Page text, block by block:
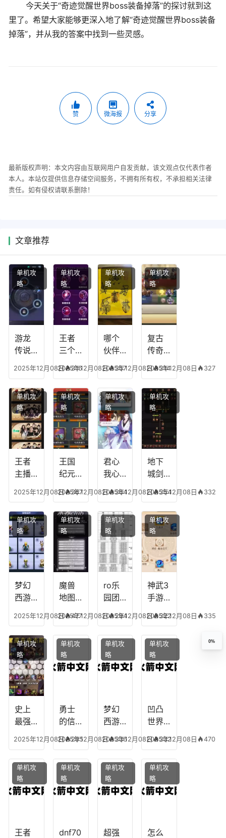
今天关于“奇迹觉醒世界boss装备掉落”的探讨就到这
里了。希望大家能够更深入地了解“奇迹觉醒世界boss装备
掉落”，并从我的答案中找到一些灵感。
赞 微海报 分享
最新版权声明：本文内容由互联网用户自发贡献，该文观点仅代表作者
本人。本站仅提供信息存储空间服务，不拥有所有权，不承担相关法律
责任。如有侵权请联系删除！
文章推荐
游龙
传说
能，
游龙
传说
多少
级能
挖矿
2025年12月08日 316
单机攻
略
王者
三个
加
点，
王者
技能
可以
放三
个是
什么
模式
2025年12月08日 357
单机攻
略
哪个
伙伴
心符
技
能，
失心
符命
中后
附加
五雷
2025年12月08日 314
单机攻
略
复古
传奇
平民
搭配
阵
容，
复古
传奇
英雄
版哪
个组
合平
2025年12月08日 327
单机攻
略
王者
主播
搭
配，
王者
最强
的主
播
2025年12月08日 367
单机攻
略
王国
纪元
搭
配，
王国
纪元
最强
2025年12月08日 364
单机攻
略
君心
我心
宫攻
略，
君心
我心
剧情
文本
2025年12月08日 354
单机攻
略
地下
城剑
能加
点
图，
地下
城剑
神用
什么
装备
2025年12月08日 332
单机攻
略
梦幻
西游
下
凡，
梦幻
十二
生肖
2025年12月08日 477
单机攻
略
魔兽
地图
任务
攻
略，
魔兽
世界
2025年12月08日 294
单机攻
略
ro乐
园团
附
魔，
乐园
团装
备任
2025年12月08日 322
单机攻
略
神武3
手游
辅助
技能
加
点，
神武
龙宫
怎么
2025年12月08日 335
单机攻
略
史上
最强
容搭
配，
最强
法师
2025年12月08日 295
单机攻
略
勇士
的信
物技
能，
勇士
的信
仰宠
个好
2025年12月08日 336
单机攻
略
梦幻
西游
炼丹
炉攻
略，
梦幻
西游
炉攻
2025年12月08日 332
单机攻
略
凹凸
世界
全部
阵容
搭
配，
凹凸
阵容
2025年12月08日 470
单机攻
略
王者
单机攻
略
dnf70
单机攻
略
超强
单机攻
略
怎么
单机攻
略
0%